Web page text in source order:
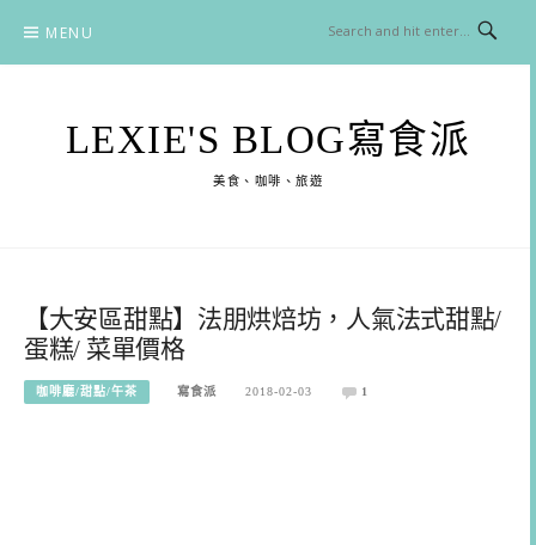
content
MENU
LEXIE'S BLOG寫食派
美食、咖啡、旅遊
【大安區甜點】法朋烘焙坊，人氣法式甜點/
蛋糕/ 菜單價格
咖啡廳/甜點/午茶 寫食派 2018-02-03 1